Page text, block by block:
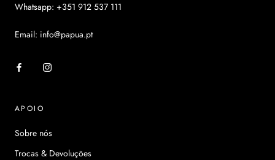
Whatsapp: +351 912 537 111
Email: info@papua.pt
APOIO
Sobre nós
Trocas & Devoluções